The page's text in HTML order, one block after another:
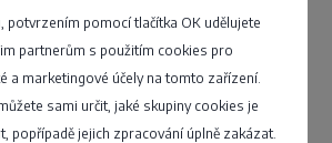
potvrzením pomocí tlačítka OK udělujete
partnerům s použitím cookies pro
a marketingové účely na tomto zařízení.
sami určit, jaké skupiny cookies je
popřípadě jejich zpracování úplně zakázat.
centrum